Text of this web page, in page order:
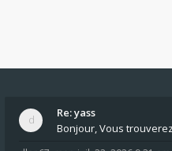
Re: yass
Bonjour, Vous